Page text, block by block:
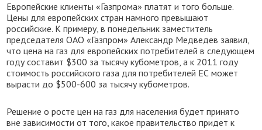
Европейские клиенты «Газпрома» платят и того больше.
Цены для европейских стран намного превышают
российские. К примеру, в понедельник заместитель
председателя ОАО «Газпром» Александр Медведев заявил,
что цена на газ для европейских потребителей в следующем
году составит $300 за тысячу кубометров, а к 2011 году
стоимость российского газа для потребителей ЕС может
вырасти до $500-600 за тысячу кубометров.
Решение о росте цен на газ для населения будет принято
вне зависимости от того, какое правительство придет к